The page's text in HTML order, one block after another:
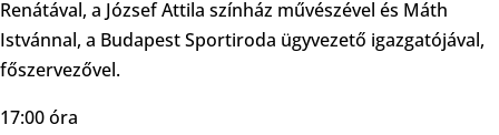
Renátával, a József Attila színház művészével és Máth
Istvánnal, a Budapest Sportiroda ügyvezető igazgatójával,
főszervezővel.
17:00 óra